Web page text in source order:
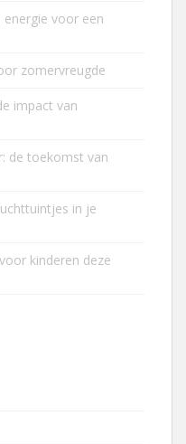
energie voor een
zomervreugde
impact van
de toekomst van
in je
kinderen deze